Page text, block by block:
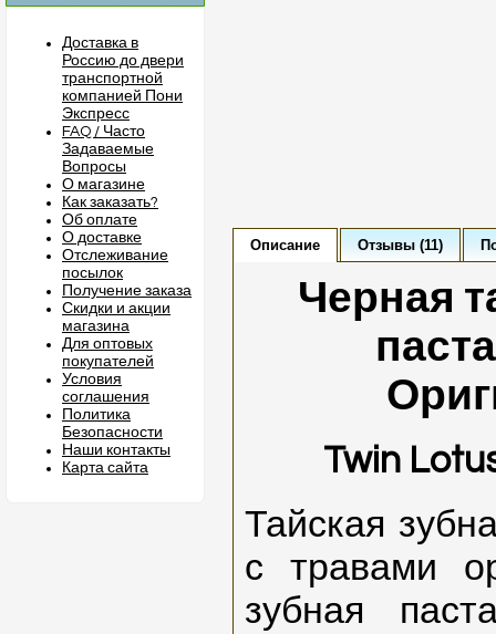
Доставка в
Россию до двери
транспортной
компанией Пони
Экспресс
FAQ / Часто
Задаваемые
Вопросы
О магазине
Как заказать?
Об оплате
О доставке
Отслеживание
посылок
Получение заказа
Скидки и акции
магазина
Для оптовых
покупателей
Условия
соглашения
Политика
Безопасности
Наши контакты
Карта сайта
Описание Отзывы (11)
Черная
Twin
Тайская
с травами
зубная